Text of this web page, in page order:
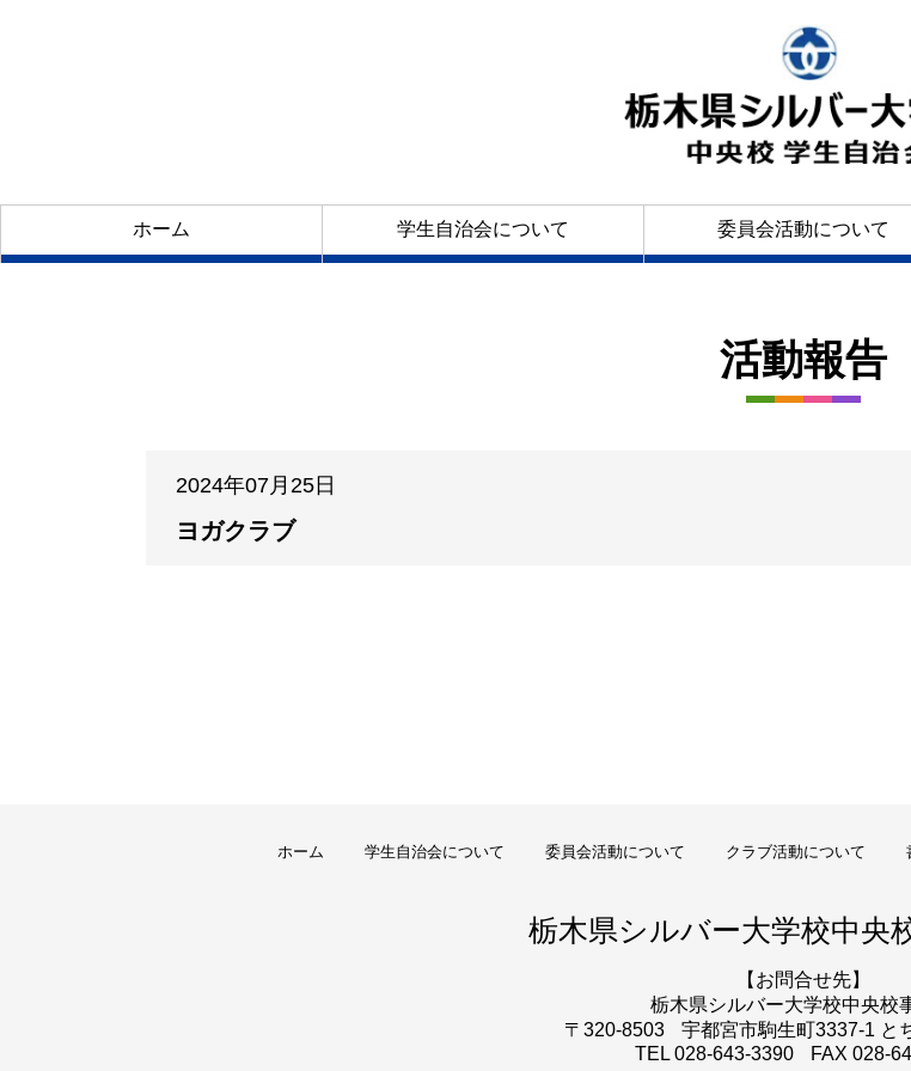
ホーム 学生自治会について 委員会活動について
活動報告
2024年07月25日
ヨガクラブ
ホーム 学生自治会について 委員会活動について クラブ活動について
栃木県シルバー大学校中央
【お問合せ先】
栃木県シルバー大学校中央校
〒320-8503
宇都宮市駒生町3337-1 と
TEL 028-643-3390
FAX 028-